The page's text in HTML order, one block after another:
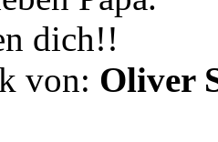
dich!!
von: Oliver